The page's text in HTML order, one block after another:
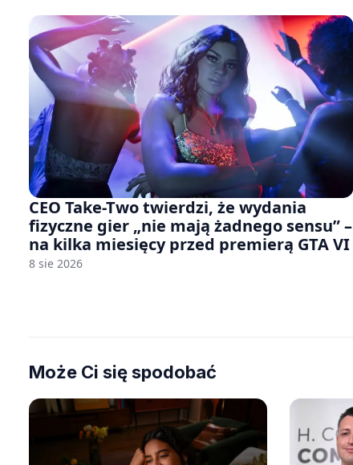
CEO Take-Two twierdzi, że wydania
fizyczne gier „nie mają żadnego sensu” –
na kilka miesięcy przed premierą GTA VI
8 sie 2026
Może Ci się spodobać